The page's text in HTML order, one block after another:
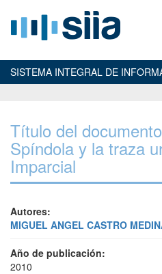
SISTEMA INTEGRAL DE
Título del
Spíndola y la traza
Imparcial
Autores:
MIGUEL ANGEL CASTRO
Año de publicación:
2010